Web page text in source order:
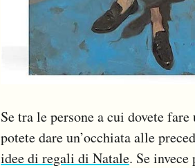
Se tra le persone a cui dovete
potete dare un’occhiata alle
idee di regali di Natale. Se